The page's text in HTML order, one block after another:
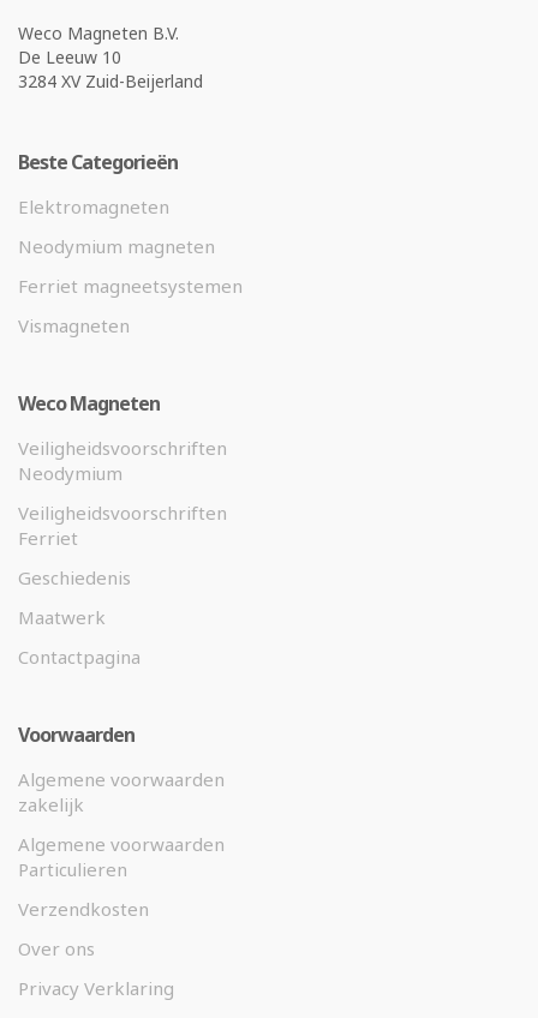
Weco Magneten B.V.
De Leeuw 10
3284 XV Zuid-Beijerland
Beste Categorieën
Elektromagneten
Neodymium magneten
Ferriet magneetsystemen
Vismagneten
Weco Magneten
Veiligheidsvoorschriften
Neodymium
Veiligheidsvoorschriften
Ferriet
Geschiedenis
Maatwerk
Contactpagina
Voorwaarden
Algemene voorwaarden
zakelijk
Algemene voorwaarden
Particulieren
Verzendkosten
Over ons
Privacy Verklaring